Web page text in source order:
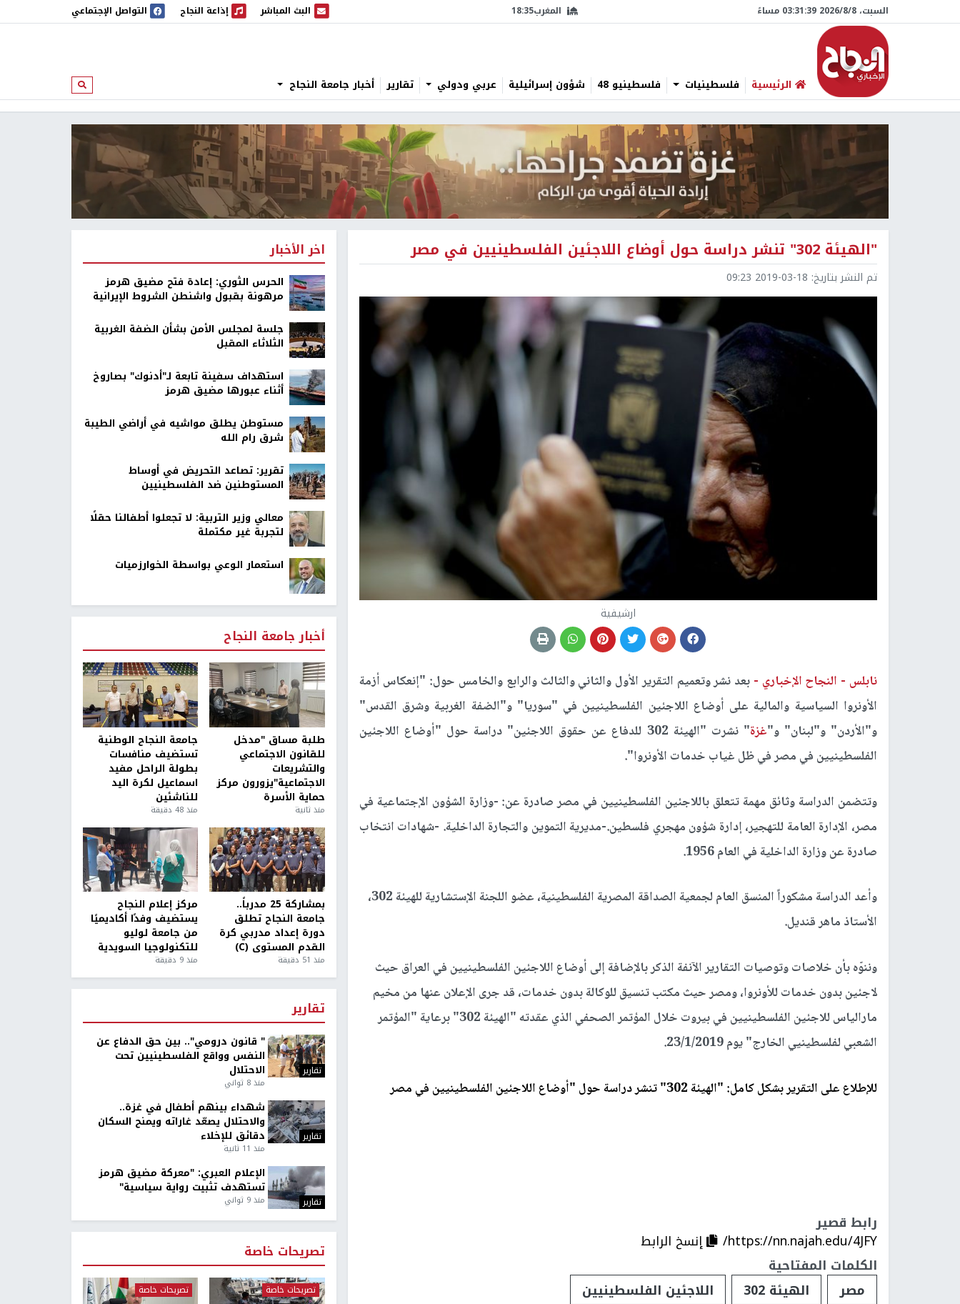
السبت، 8/‏8/‏2026 03:31:40 مساءً المغرب18:35 البث المباشر
البث المباشر إذاعة النجاح
إذاعة النجاح التواصل الإجتماعي
الرئيسية فلسطينيات فلسطينيو 48 شؤون إسرائيلية عربي ودولي تقارير أخبار جامعة النجاح ابحث
"الهيئة 302" تنشر دراسة حول أوضاع اللاجئين الفلسطينيين في مصر
تم النشر بتاريخ: 2019-03-18 09:23
ارشيفية
نابلس - النجاح الإخباري - بعد نشر وتعميم التقرير الأول والثاني والثالث والرابع والخامس حول: "إنعكاس أزمة
الأونروا السياسية والمالية على أوضاع اللاجئين الفلسطينيين في "سوريا" و"الضفة الغربية وشرق القدس"
و"الأردن" و"لبنان" و"غزة
" نشرت "الهيئة 302 للدفاع عن حقوق اللاجئين" دراسة حول "أوضاع اللاجئين
الفلسطينيين في مصر في ظل غياب خدمات الأونروا".
وتتضمن الدراسة وثائق مهمة تتعلق باللاجئين الفلسطينيين في مصر صادرة عن: -وزارة الشؤون الإجتماعية في
مصر، الإدارة العامة للتهجير، إدارة شؤون مهجري فلسطين.-مديرية التموين والتجارة الداخلية. -شهادات انتخاب
صادرة عن وزارة الداخلية في العام 1956.
وأعد الدراسة مشكوراً المنسق العام لجمعية الصداقة المصرية الفلسطينية، عضو اللجنة الإستشارية للهيئة 302،
الأستاذ ماهر قنديل.
وننوّه بأن خلاصات وتوصيات التقارير الآنفة الذكر بالإضافة إلى أوضاع اللاجئين الفلسطينيين في العراق حيث
لاجئين بدون خدمات للأونروا، ومصر حيث مكتب تنسيق للوكالة بدون خدمات، قد جرى الإعلان عنها من مخيم
مارالياس للاجئين الفلسطينيين في بيروت خلال المؤتمر الصحفي الذي عقدته "الهيئة 302" برعاية "المؤتمر
الشعبي لفلسطينيي الخارج" يوم 23/1/2019.
للإطلاع على التقرير بشكل كامل: "الهيئة 302" تنشر دراسة حول "أوضاع اللاجئين الفلسطينيين في مصر
رابط قصير
https://nn.najah.edu/4JFY/
إنسخ الرابط
الكلمات المفتاحية
مصر
الهيئة 302 اللاجئين الفلسطينيين
اخر الأخبار
الحرس الثوري: إعادة فتح مضيق هرمز
مرهونة بقبول واشنطن الشروط الإيرانية
جلسة لمجلس الأمن بشأن الضفة الغربية
الثلاثاء المقبل
استهداف سفينة تابعة لـ"أدنوك" بصاروخ
أثناء عبورها مضيق هرمز
مستوطن يطلق مواشيه في أراضي الطيبة
شرق رام الله
تقرير: تصاعد التحريض في أوساط
المستوطنين ضد الفلسطينيين
معالي وزير التربية: لا تجعلوا أطفالنا حقلًا
لتجربة غير مكتملة
استعمار الوعي بواسطة الخوارزميات
أخبار جامعة النجاح
طلبة مساق "مدخل
للقانون الاجتماعي
والتشريعات
الاجتماعية"يزورون مركز
حماية الأسرة
منذ ثانية
جامعة النجاح الوطنية
تستضيف منافسات
بطولة الراحل مفيد
اسماعيل لكرة اليد
للناشئين
منذ 48 دقيقة
بمشاركة 25 مدرباً..
جامعة النجاح تطلق
دورة إعداد مدربي كرة
القدم المستوى (C)
منذ 51 دقيقة
مركز إعلام النجاح
يستضيف وفدًا أكاديميًا
من جامعة لوليو
للتكنولوجيا السويدية
منذ 9 دقيقة
تقارير
تقارير
" قانون درومي".. بين حق الدفاع عن
النفس وواقع الفلسطينيين تحت
الاحتلال
منذ 8 ثواني
تقارير
شهداء بينهم أطفال في غزة..
والاحتلال يصعّد غاراته ويمنح السكان
دقائق للإخلاء
منذ 11 ثانية
تقارير
الإعلام العبري: "معركة مضيق هرمز
تستهدف تثبيت رواية سياسية"
منذ 9 ثواني
تصريحات خاصة
تصريحات خاصة تصريحات خاصة